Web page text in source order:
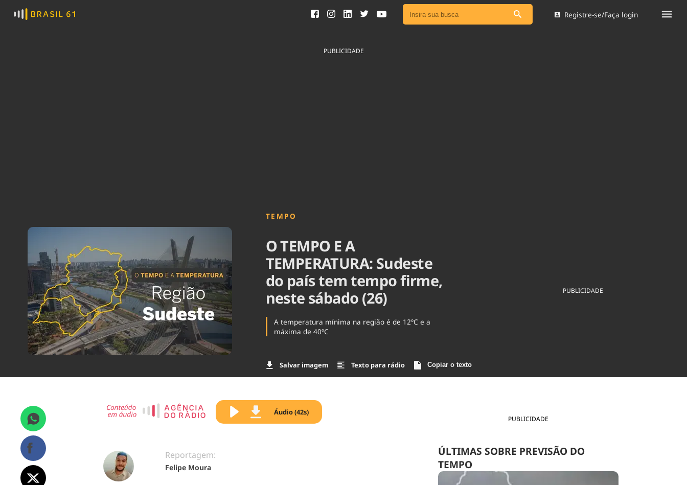
Ver todas as notícias
Brasil Mineral
Ciência & Tecnologia
Cinema
Registre-se/Faça login
PUBLICIDADE
TEMPO
O TEMPO E A
TEMPERATURA: Sudeste
do país tem tempo firme,
neste sábado (26)
A temperatura mínima na região é de 12ºC e a
máxima de 40ºC
Salvar imagem Texto para rádio Copiar o texto
PUBLICIDADE
PUBLICIDADE
ÚLTIMAS SOBRE PREVISÃO DO
TEMPO
Áudio (42s)
Reportagem:
Felipe Moura